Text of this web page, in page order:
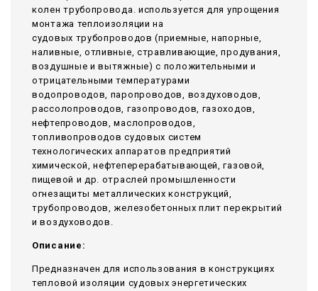
колен трубопровода. используется для упрощения
монтажа теплоизоляции на
судовых трубопроводов (приемные, напорные,
наливные, отливные, стравливающие, продувания,
воздушные и вытяжные) с положительными и
отрицательными температурами
водопроводов, паропроводов, воздуховодов,
рассолопроводов, газопроводов, газоходов,
нефтепроводов, маслопроводов,
топливопроводов судовых систем
технологических аппаратов предприятий
химической, нефтеперерабатывающей, газовой,
пищевой и др. отраслей промышленности
огнезащиты металлических конструкций,
трубопроводов, железобетонных плит перекрытий
и воздуховодов.
Описание:
Предназначен для использования в конструкциях
тепловой изоляции судовых энергетических